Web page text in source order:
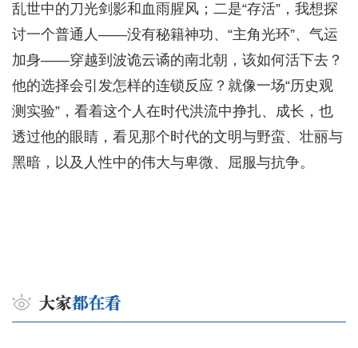
乱世中的刀光剑影和血雨腥风；二是“存活”，我想探
讨一个普通人——没有秘籍神功、“主角光环”、气运
加身——穿越到波诡云谲的南北朝，该如何活下去？
他的选择会引发怎样的连锁反应？就像一场“历史观
测实验”，看着这个人在时代洪流中挣扎、成长，也
透过他的眼睛，看见那个时代的文明与野蛮、壮丽与
黑暗，以及人性中的伟大与卑微、屈服与抗争。